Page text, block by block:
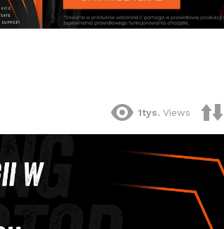
1tys. Views